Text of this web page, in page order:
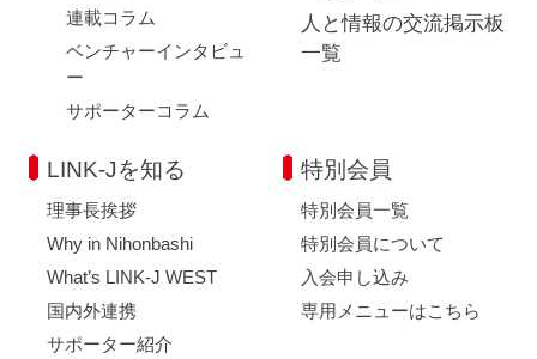
連載コラム
ベンチャーインタビュ
ー
サポーターコラム
人と情報の交流掲示板
一覧
LINK-Jを知る
理事長挨拶
Why in Nihonbashi
What’s LINK-J WEST
国内外連携
サポーター紹介
特別会員
特別会員一覧
特別会員について
入会申し込み
専用メニューはこちら